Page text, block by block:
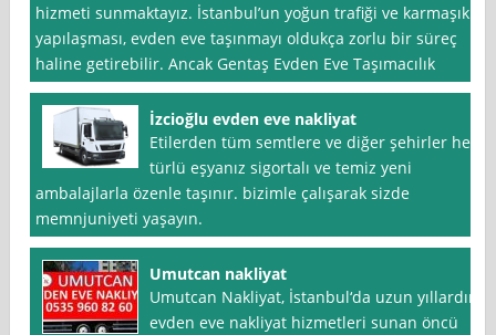
hizmeti sunmaktayız. İstanbul’un yoğun trafiği ve karmaşık
yapılaşması, evden eve taşınmayı oldukça zorlu bir süreç
haline getirebilir. Ancak Gentaş Evden Eve Taşımacılık
İzcioğlu evden eve nakliyat
Etilerden tüm semtlere ve diğer şehirler her
türlü eşyanız sigortalı ve temiz yeni
ambalajlarla özenle taşınır. bizimle çalışarak sizde
memnjuniyeti yaşayın.
Umutcan nakliyat
Umutcan Nakliyat, İstanbul‘da uzun yıllardır
evden eve nakliyat hizmetleri sunan öncü